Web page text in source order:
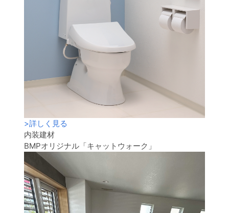
>詳しく見る
内装建材
BMPオリジナル「キャットウォーク」